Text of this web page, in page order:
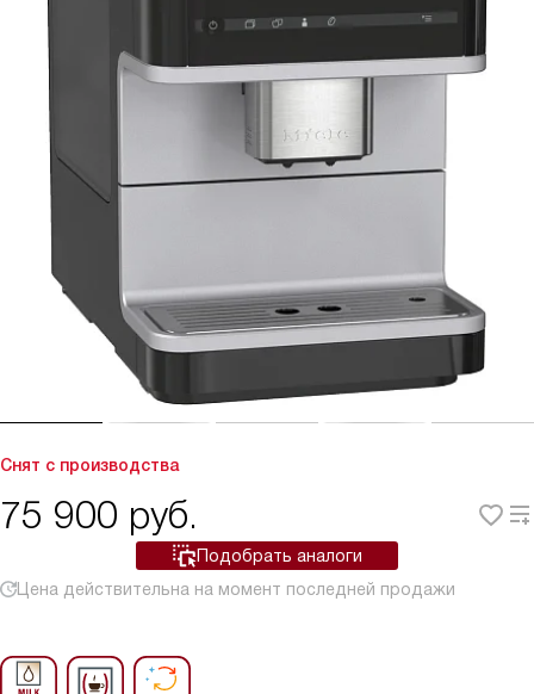
Снят с производства
75 900 руб.
Подобрать аналоги
Цена действительна на момент последней продажи